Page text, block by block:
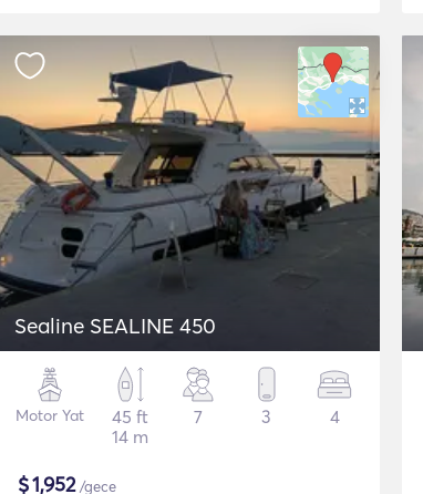
Sealine SEALINE 450
Motor Yat
45 ft
14 m
7 3 4
$1,952/gece